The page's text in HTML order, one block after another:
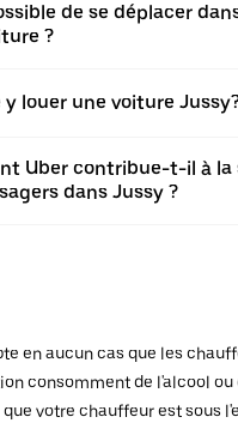
de se déplacer
?
y louer une voiture
Uber contribue-t-il à la
dans Jussy ?
en aucun cas que les
consomment de l'alcool ou
que votre chauffeur est sous